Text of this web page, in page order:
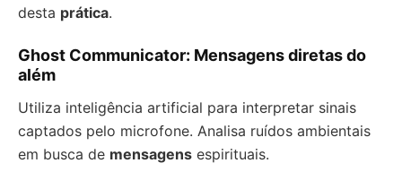
desta prática.
Ghost Communicator: Mensagens diretas do
além
Utiliza inteligência artificial para interpretar sinais
captados pelo microfone. Analisa ruídos ambientais
em busca de mensagens espirituais.